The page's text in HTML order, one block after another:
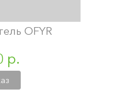
OFYR
р.